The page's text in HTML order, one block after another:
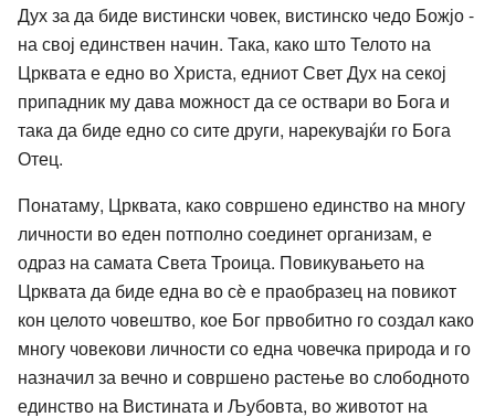
Дух за да биде вистински човек, вистинско чедо Божјо -
на свој единствен начин. Така, како што Телото на
Црквата е едно во Христа, едниот Свет Дух на секој
припадник му дава можност да се оствари во Бога и
така да биде едно со сите други, нарекувајќи го Бога
Отец.
Понатаму, Црквата, како совршено единство на многу
личности во еден потполно соединет организам, е
одраз на самата Света Троица. Повикувањето на
Црквата да биде една во сè е праобразец на повикот
кон целото човештво, кое Бог првобитно го создал како
многу човекови личности со една човечка природа и го
назначил за вечно и совршено растење во слободното
единство на Вистината и Љубовта, во животот на